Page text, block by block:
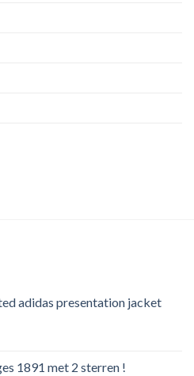
adidas presentation jacket
1891 met 2 sterren !